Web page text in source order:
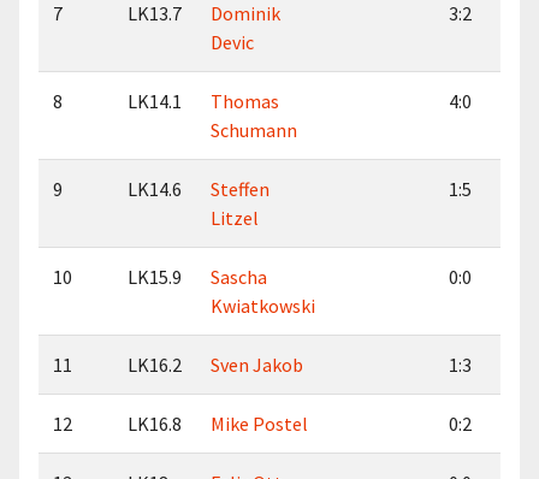
7 LK13.7
Dominik
Devic
3:2
8 LK14.1
Thomas
Schumann
4:0
9 LK14.6
Steffen
Litzel
1:5
10 LK15.9
Sascha
Kwiatkowski
0:0
11 LK16.2 Sven Jakob 1:3
12 LK16.8 Mike Postel 0:2